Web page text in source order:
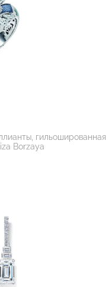
гильошированная
Borzaya